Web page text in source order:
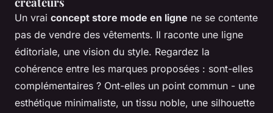
Un vrai concept store mode en ligne ne se contente
pas de vendre des vêtements. Il raconte une ligne
éditoriale, une vision du style. Regardez la
cohérence entre les marques proposées : sont-elles
complémentaires ? Ont-elles un point commun - une
esthétique minimaliste, un tissu noble, une silhouette